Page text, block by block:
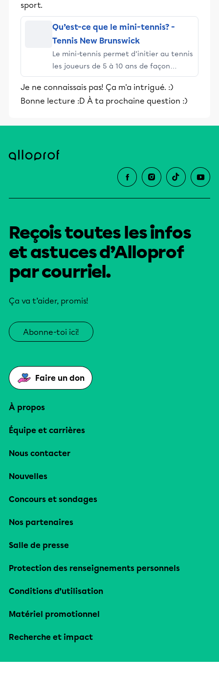
sport.
Qu’est-ce que le mini-tennis? -
Tennis New Brunswick
Le mini-tennis permet d’initier au tennis
les joueurs de 5 à 10 ans de façon
amusante et interactive en leur
permettant d’obtenir rapidement du
succès.
Je ne connaissais pas! Ça m'a intrigué. :)
Bonne lecture :D À ta prochaine question :)
Reçois toutes les infos
et astuces d’Alloprof
par courriel.
Ça va t’aider, promis!
Abonne-toi ici!
Faire un don
À propos
Équipe et carrières
Nous contacter
Nouvelles
Concours et sondages
Nos partenaires
Salle de presse
Protection des renseignements personnels
Conditions d’utilisation
Matériel promotionnel
Recherche et impact